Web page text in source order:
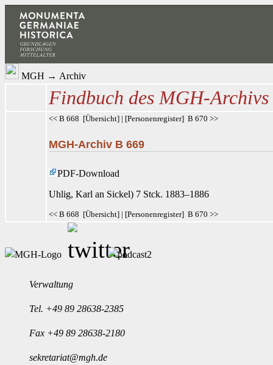
MGH → Archiv
Findbuch des MGH-Archivs
<< B 668 [Übersicht] | [Personenregister] B 670 >>
MGH-Archiv B 669
PDF-Download
Uhlig, Karl an Sickel) 7 Stck. 1883–1886
<< B 668 [Übersicht] | [Personenregister] B 670 >>
Verwaltung
Tel. +49 89 28638-2385
Fax +49 89 28638-2180
sekretariat@mgh.de